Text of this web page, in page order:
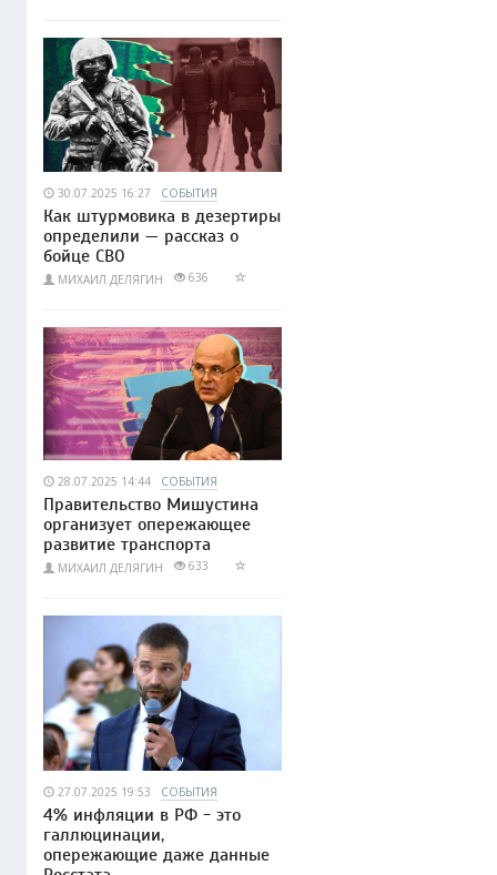
30.07.2025 16:27 СОБЫТИЯ
Как штурмовика в дезертиры
определили — рассказ о
бойце СВО
МИХАИЛ ДЕЛЯГИН 636
28.07.2025 14:44 СОБЫТИЯ
Правительство Мишустина
организует опережающее
развитие транспорта
МИХАИЛ ДЕЛЯГИН 633
27.07.2025 19:53 СОБЫТИЯ
4% инфляции в РФ - это
галлюцинации,
опережающие даже данные